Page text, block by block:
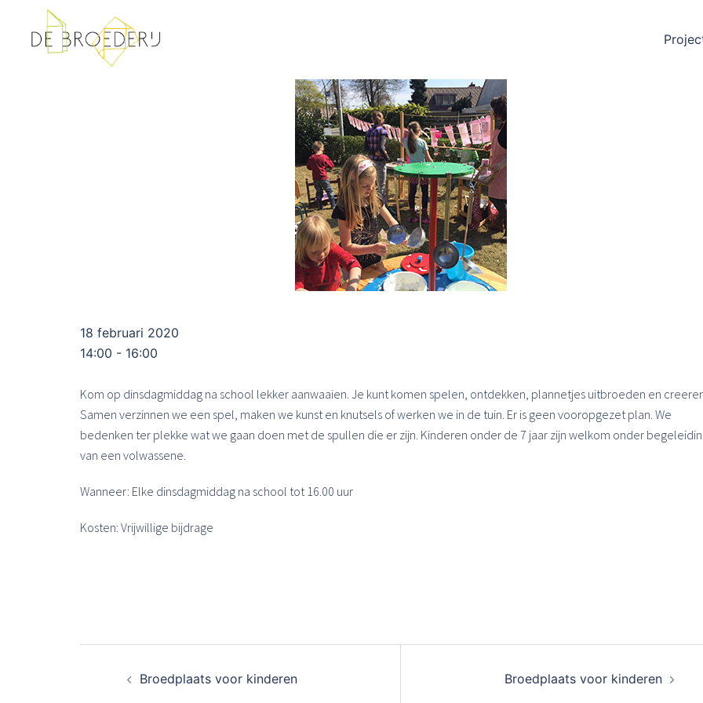
18 februari 2020
14:00 - 16:00
Kom op dinsdagmiddag na school lekker aanwaaien. Je kunt komen spelen, ontdekken, plannetjes uitbroeden en
Samen verzinnen we een spel, maken we kunst en knutsels of werken we in de tuin. Er is geen vooropgezet plan. We
bedenken ter plekke wat we gaan doen met de spullen die er zijn. Kinderen onder de 7 jaar zijn welkom onder
van een volwassene.
Wanneer: Elke dinsdagmiddag na school tot 16.00 uur
Kosten: Vrijwillige bijdrage
Broedplaats voor kinderen Broedplaats voor kinderen